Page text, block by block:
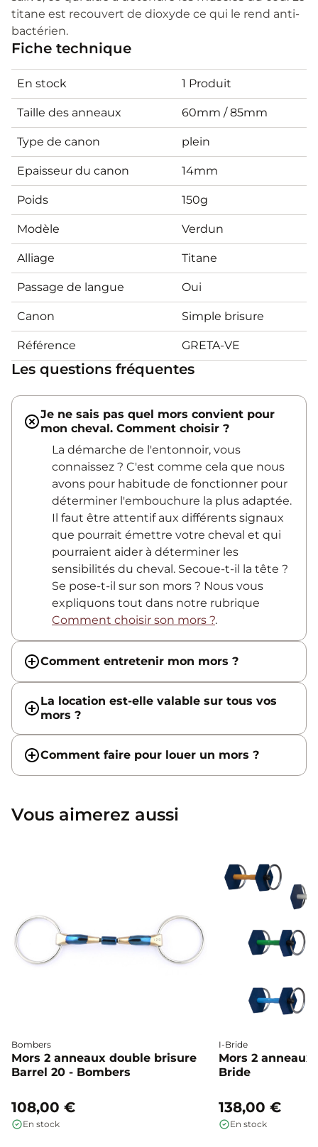
titane est recouvert de dioxyde ce qui le rend anti-
bactérien.
Fiche technique
En stock 1 Produit
Taille des anneaux 60mm / 85mm
Type de canon plein
Epaisseur du canon 14mm
Poids 150g
Modèle Verdun
Alliage Titane
Passage de langue Oui
Canon Simple brisure
Référence GRETA-VE
Les questions fréquentes
Je ne sais pas quel mors convient pour
mon cheval. Comment choisir ?
La démarche de l'entonnoir, vous
connaissez ? C'est comme cela que nous
avons pour habitude de fonctionner pour
déterminer l'embouchure la plus adaptée.
Il faut être attentif aux différents signaux
que pourrait émettre votre cheval et qui
pourraient aider à déterminer les
sensibilités du cheval. Secoue-t-il la tête ?
Se pose-t-il sur son mors ? Nous vous
expliquons tout dans notre rubrique
Comment choisir son mors ?.
Comment entretenir mon mors ?
La location est-elle valable sur tous vos
mors ?
Comment faire pour louer un mors ?
Vous aimerez aussi
Bombers
Mors 2 anneaux double brisure
Barrel 20 - Bombers
108,00 €
En stock
I-Bride
Mors 2
Bride
138,00 €
En stock